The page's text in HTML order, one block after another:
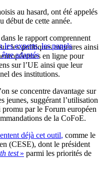
au hasard, ont été appelés
début de cette année.
experts, les panels
adaptés
le rapport comprennent
les politiques majeures ainsi
en ligne pour
sur l’UE ainsi que leur
des institutions.
se concentre davantage sur
jeunes, suggérant l’utilisation
par le Forum européen
de la CoFoE.
déjà cet outil, comme le
(CESE), dont le président
test» parmi les priorités de